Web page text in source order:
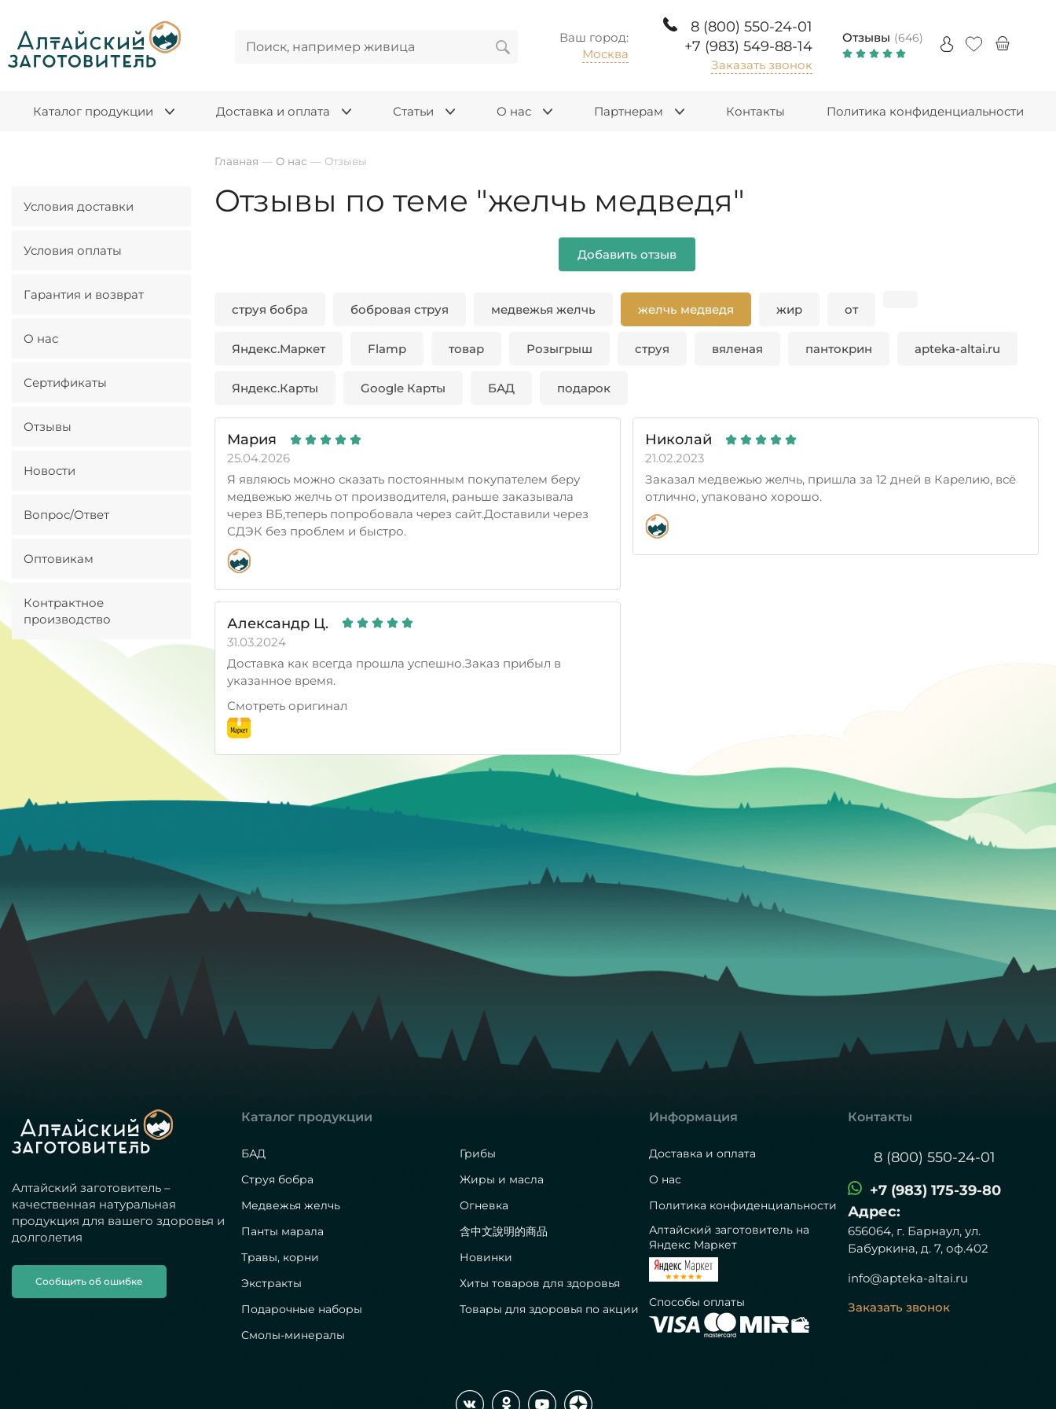
Ваш город:
Москва
8 (800) 550-24-01
+7 (983) 549-88-14
Заказать звонок
Отзывы (646)
Каталог продукции Доставка и оплата Статьи О нас Партнерам Контакты Политика конфиденциальности
Условия доставки
Условия оплаты
Гарантия и возврат
О нас
Сертификаты
Отзывы
Новости
Вопрос/Ответ
Оптовикам
Контрактное
производство
Главная — О нас — Отзывы
Отзывы по теме "желчь медведя"
Добавить отзыв
струя бобра бобровая струя медвежья желчь желчь медведя жир от
Яндекс.Маркет Flamp товар Розыгрыш струя вяленая пантокрин apteka-altai.ru
Яндекс.Карты Google Карты БАД подарок
Мария
25.04.2026
Я являюсь можно сказать постоянным покупателем беру
медвежью желчь от производителя, раньше заказывала
через ВБ,теперь попробовала через сайт.Доставили через
СДЭК без проблем и быстро.
Александр Ц.
31.03.2024
Доставка как всегда прошла успешно.Заказ прибыл в
указанное время.
Смотреть оригинал
Николай
21.02.2023
Заказал медвежью желчь, пришла за 12 дней в Карелию, всё
отлично, упаковано хорошо.
Алтайский заготовитель –
качественная натуральная
продукция для вашего здоровья и
долголетия
Сообщить об ошибке
Каталог продукции
БАД
Струя бобра
Медвежья желчь
Панты марала
Травы, корни
Экстракты
Подарочные наборы
Смолы-минералы
Грибы
Жиры и масла
Огневка
含中文說明的商品
Новинки
Хиты товаров для здоровья
Товары для здоровья по акции
Информация
Доставка и оплата
О нас
Политика конфиденциальности
Алтайский заготовитель на
Яндекс Маркет
Способы оплаты
Контакты
8 (800) 550-24-01
+7 (983) 175-39-80
Адрес:
656064, г. Барнаул, ул.
Бабуркина, д. 7, оф.402
info@apteka-altai.ru
Заказать звонок